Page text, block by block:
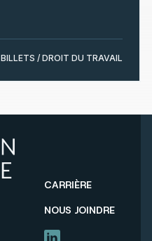
BILLETS / DROIT DU TRAVAIL
CARRIÈRE
NOUS JOINDRE